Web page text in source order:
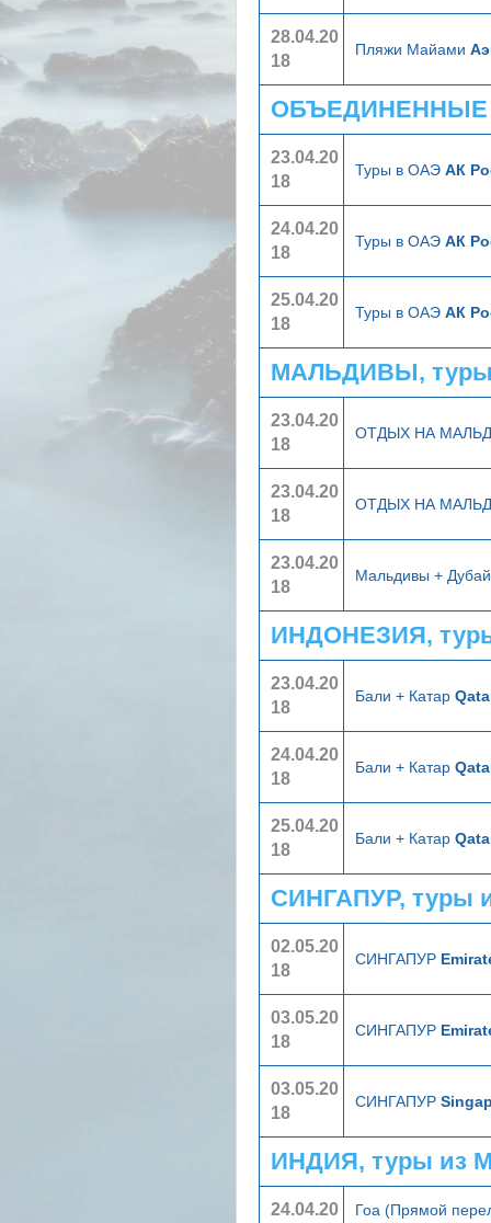
28.04.20
18
Пляжи Майами
ОБЪЕДИНЕННЫЕ
23.04.20
18
Туры в ОАЭ АК
24.04.20
18
Туры в ОАЭ АК
25.04.20
18
Туры в ОАЭ АК
МАЛЬДИВЫ, туры
23.04.20
18
ОТДЫХ НА
23.04.20
18
ОТДЫХ НА
23.04.20
18
Мальдивы +
ИНДОНЕЗИЯ,
23.04.20
18
Бали + Катар
24.04.20
18
Бали + Катар
25.04.20
18
Бали + Катар
СИНГАПУР, туры
02.05.20
18
СИНГАПУР
03.05.20
18
СИНГАПУР
03.05.20
18
СИНГАПУР
ИНДИЯ, туры из
24.04.20 Гоа (Прямой